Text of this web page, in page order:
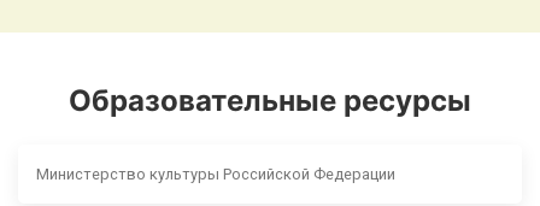
Образовательные ресурсы
Министерство культуры Российской Федерации